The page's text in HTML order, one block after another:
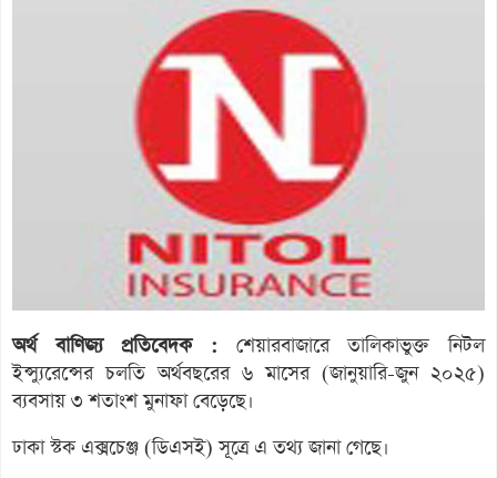
অর্থ বাণিজ্য প্রতিবেদক : শেয়ারবাজারে তালিকাভুক্ত নিটল
ইন্স্যুরেন্সের চলতি অর্থবছরের ৬ মাসের (জানুয়ারি-জুন ২০২৫)
ব্যবসায় ৩ শতাংশ মুনাফা বেড়েছে।
ঢাকা স্টক এক্সচেঞ্জ (ডিএসই) সূত্রে এ তথ্য জানা গেছে।